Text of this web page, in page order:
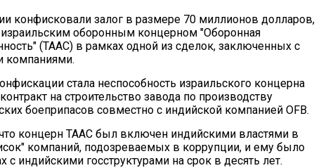
конфисковали залог в размере 70 миллионов долларов,
оборонным концерном "Оборонная
(ТААС) в рамках одной из сделок, заключенных с
компаниями.
стала неспособность израильского концерна
на строительство завода по производству
боеприпасов совместно с индийской компанией OFB.
концерн ТААС был включен индийскими властями в
компаний, подозреваемых в коррупции, и ему было
индийскими госструктурами на срок в десять лет.